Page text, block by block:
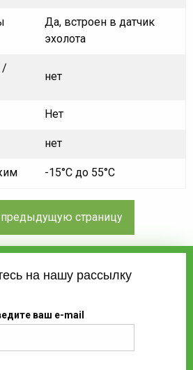
Да, встроен в датчик
эхолота
/
нет
Нет
нет
-15°C до 55°C
на нашу рассылку
ваш e-mail